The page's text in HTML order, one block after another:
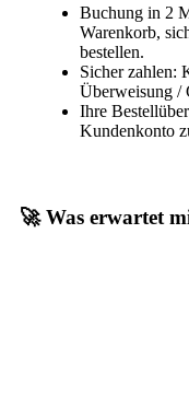
Buchung in 2
Warenkorb,
bestellen.
Sicher zahlen:
Überweisung /
Ihre
Kundenkonto
🚀 Was erwartet